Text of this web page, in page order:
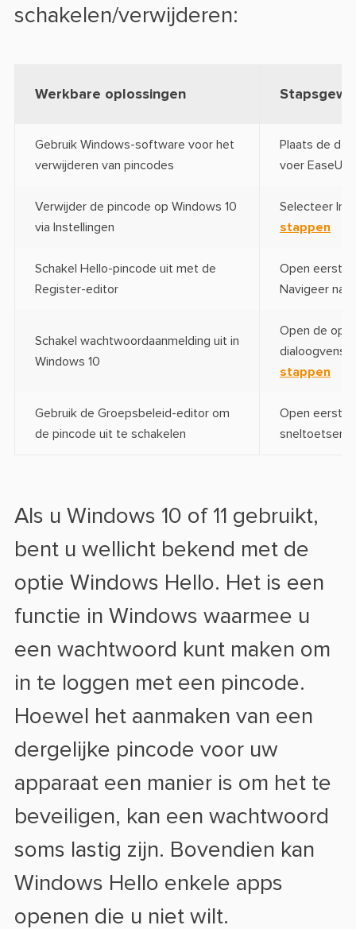
schakelen/verwijderen:
Werkbare oplossingen
Gebruik Windows-software voor het
verwijderen van pincodes
Plaats de
voer EaseUS
Verwijder de pincode op Windows 10
via Instellingen
Selecteer
stappen
Schakel Hello-pincode uit met de
Register-editor
Open eerst
Navigeer
Schakel wachtwoordaanmelding uit in
Windows 10
Open de
stappen
Gebruik de Groepsbeleid-editor om
de pincode uit te schakelen
Open eerst
sneltoetsen
Als u Windows 10 of 11 gebruikt,
bent u wellicht bekend met de
optie Windows Hello. Het is een
functie in Windows waarmee u
een wachtwoord kunt maken om
in te loggen met een pincode.
Hoewel het aanmaken van een
dergelijke pincode voor uw
apparaat een manier is om het te
beveiligen, kan een wachtwoord
soms lastig zijn. Bovendien kan
Windows Hello enkele apps
openen die u niet wilt.